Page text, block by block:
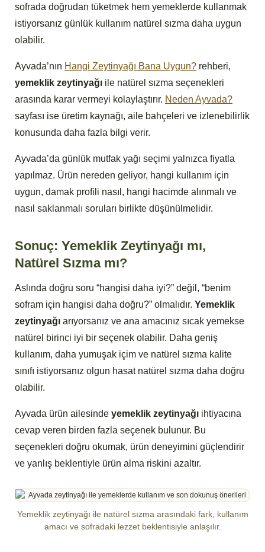
sofrada doğrudan tüketmek hem yemeklerde kullanmak
istiyorsanız günlük kullanım natürel sızma daha uygun
olabilir.
Ayvada’nın Hangi Zeytinyağı Bana Uygun? rehberi,
yemeklik zeytinyağı ile natürel sızma seçenekleri
arasında karar vermeyi kolaylaştırır. Neden Ayvada?
sayfası ise üretim kaynağı, aile bahçeleri ve izlenebilirlik
konusunda daha fazla bilgi verir.
Ayvada’da günlük mutfak yağı seçimi yalnızca fiyatla
yapılmaz. Ürün nereden geliyor, hangi kullanım için
uygun, damak profili nasıl, hangi hacimde alınmalı ve
nasıl saklanmalı soruları birlikte düşünülmelidir.
Sonuç: Yemeklik Zeytinyağı mı,
Natürel Sızma mı?
Aslında doğru soru “hangisi daha iyi?” değil, “benim
sofram için hangisi daha doğru?” olmalıdır. Yemeklik
zeytinyağı arıyorsanız ve ana amacınız sıcak yemekse
natürel birinci iyi bir seçenek olabilir. Daha geniş
kullanım, daha yumuşak içim ve natürel sızma kalite
sınıfı istiyorsanız olgun hasat natürel sızma daha doğru
olabilir.
Ayvada ürün ailesinde yemeklik zeytinyağı ihtiyacına
cevap veren birden fazla seçenek bulunur. Bu
seçenekleri doğru okumak, ürün deneyimini güçlendirir
ve yanlış beklentiyle ürün alma riskini azaltır.
Yemeklik zeytinyağı ile natürel sızma arasındaki fark, kullanım
amacı ve sofradaki lezzet beklentisiyle anlaşılır.